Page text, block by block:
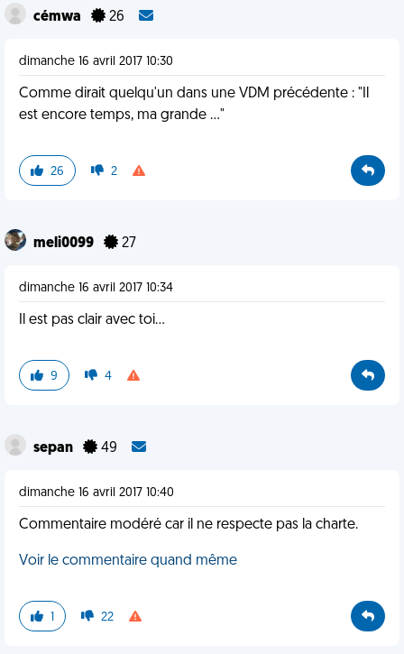
cémwa 26
dimanche 16 avril 2017 10:30
Comme dirait quelqu'un dans une VDM précédente : "Il
est encore temps, ma grande ..."
26 2
meli0099 27
dimanche 16 avril 2017 10:34
Il est pas clair avec toi...
9 4
sepan 49
dimanche 16 avril 2017 10:40
Commentaire modéré car il ne respecte pas la charte.
Voir le commentaire quand même
1 22